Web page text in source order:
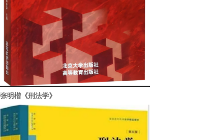
张明楷《刑法学》